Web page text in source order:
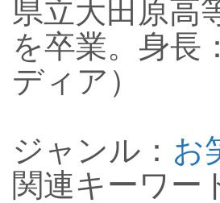
県立大田原高
を卒業。身長
ディア）
ジャンル： お
関連キーワー